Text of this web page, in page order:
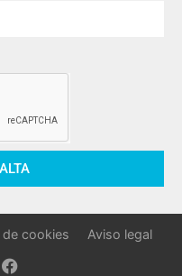
de cookies Aviso legal